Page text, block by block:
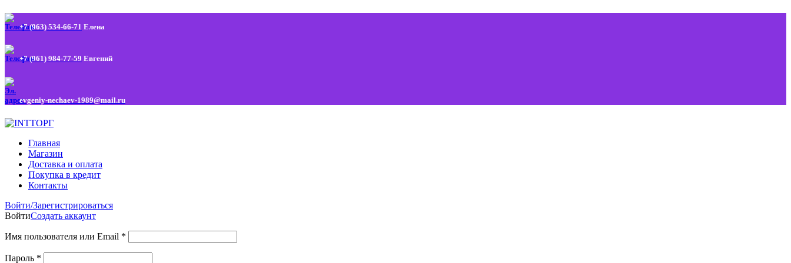
+7 (963) 534-66-71 Елена
+7 (961) 984-77-59 Евгений
evgeniy-nechaev-1989@mail.ru
Главная
Магазин
Доставка и оплата
Покупка в кредит
Контакты
Войти/Зарегистрироваться
ВойтиСоздать аккаунт
Имя пользователя или Email *
Пароль *